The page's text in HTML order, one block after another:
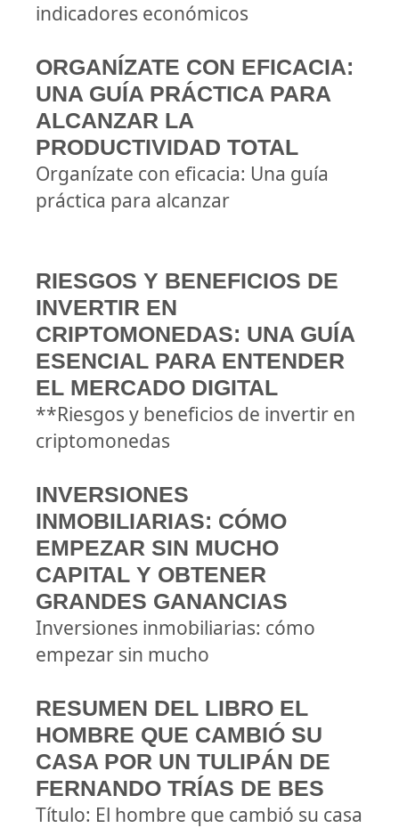
indicadores económicos
ORGANÍZATE CON EFICACIA:
UNA GUÍA PRÁCTICA PARA
ALCANZAR LA
PRODUCTIVIDAD TOTAL
Organízate con eficacia: Una guía
práctica para alcanzar
RIESGOS Y BENEFICIOS DE
INVERTIR EN
CRIPTOMONEDAS: UNA GUÍA
ESENCIAL PARA ENTENDER
EL MERCADO DIGITAL
**Riesgos y beneficios de invertir en
criptomonedas
INVERSIONES
INMOBILIARIAS: CÓMO
EMPEZAR SIN MUCHO
CAPITAL Y OBTENER
GRANDES GANANCIAS
Inversiones inmobiliarias: cómo
empezar sin mucho
RESUMEN DEL LIBRO EL
HOMBRE QUE CAMBIÓ SU
CASA POR UN TULIPÁN DE
FERNANDO TRÍAS DE BES
Título: El hombre que cambió su casa